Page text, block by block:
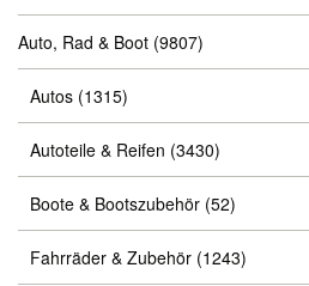
Auto, Rad & Boot (9807)
Autos (1315)
Autoteile & Reifen (3430)
Boote & Bootszubehör (52)
Fahrräder & Zubehör (1243)